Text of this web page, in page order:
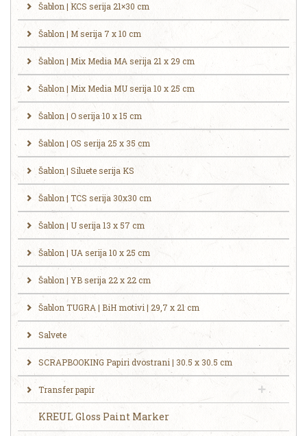
Šablon | KCS serija 21×30 cm
Šablon | M serija 7 x 10 cm
Šablon | Mix Media MA serija 21 x 29 cm
Šablon | Mix Media MU serija 10 x 25 cm
Šablon | O serija 10 x 15 cm
Šablon | OS serija 25 x 35 cm
Šablon | Siluete serija KS
Šablon | TCS serija 30x30 cm
Šablon | U serija 13 x 57 cm
Šablon | UA serija 10 x 25 cm
Šablon | YB serija 22 x 22 cm
Šablon TUGRA | BiH motivi | 29,7 x 21 cm
Salvete
SCRAPBOOKING Papiri dvostrani | 30.5 x 30.5 cm
Transfer papir
KREUL Gloss Paint Marker